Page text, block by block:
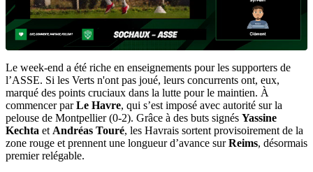
Le week-end a été riche en enseignements pour les supporters de
l’ASSE. Si les Verts n'ont pas joué, leurs concurrents ont, eux,
marqué des points cruciaux dans la lutte pour le maintien. À
commencer parLe Havre, qui s’est imposé avec autorité sur la
pelouse de Montpellier (0-2). Grâce à des buts signés Yassine
Kechta et Andréas Touré, les Havrais sortent provisoirement de la
zone rouge et prennent une longueur d’avance surReims, désormais
premier relégable.